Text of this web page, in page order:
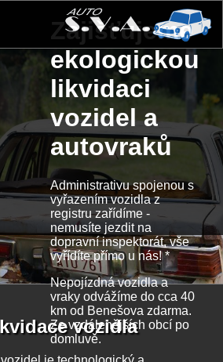
Zajišťujeme
ekologickou
likvidaci
vozidel a
autovraků
Administrativu spojenou s
vyřazením vozidla z
registru zařídíme -
nemusíte jezdit na
dopravní inspektorát, vše
vyřídíte přímo u nás! *
Nepojízdná vozidla a
vraky odvážíme do cca 40
km od Benešova zdarma.
Ze vzdálenějších obcí po
domluvě.
vozidla